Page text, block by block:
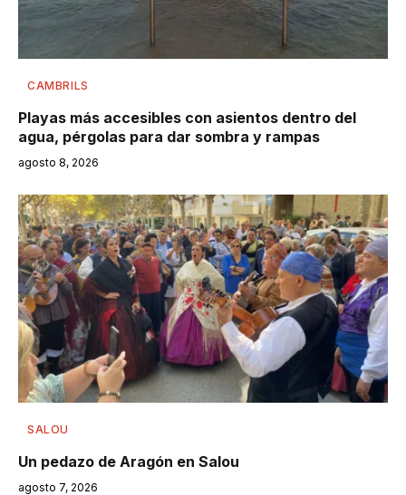
CAMBRILS
Playas más accesibles con asientos dentro del
agua, pérgolas para dar sombra y rampas
agosto 8, 2026
SALOU
Un pedazo de Aragón en Salou
agosto 7, 2026